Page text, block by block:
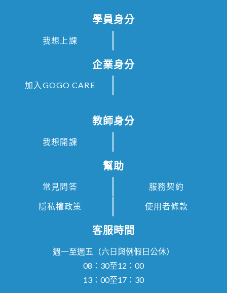
學員身分
我想上課
企業身分
加入GOGO CARE
教師身分
我想開課
幫助
常見問答 服務契約
隱私權政策 使用者條款
客服時間
週一至週五（六日與例假日公休）
08：30至12：00
13：00至17：30